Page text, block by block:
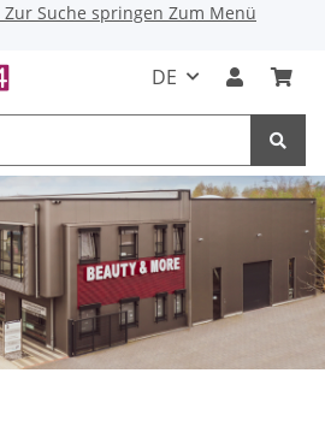
Zur Suche springen Zum Menü
DE